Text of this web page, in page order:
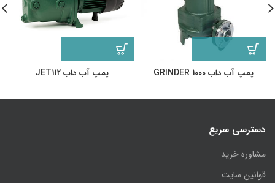
پمپ آب داب GRINDER 1000 پمپ آب داب JET112
دسترسی سریع
مشاوره خرید
قوانین سایت